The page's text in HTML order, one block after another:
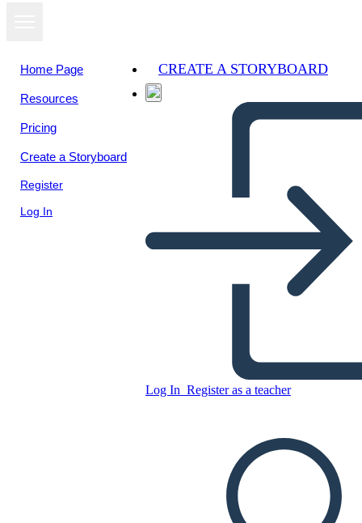
Home Page
Resources
Pricing
Create a Storyboard
Register
Log In
CREATE A STORYBOARD
Log In Register as a teacher
Kujundkeele Näited
CREATE A STORYBOARD
PLAY SLIDESHOW
READ TO ME